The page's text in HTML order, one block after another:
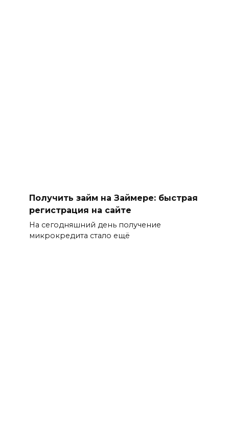
Получить займ на Займере: быстрая
регистрация на сайте
На сегодняшний день получение
микрокредита стало ещё